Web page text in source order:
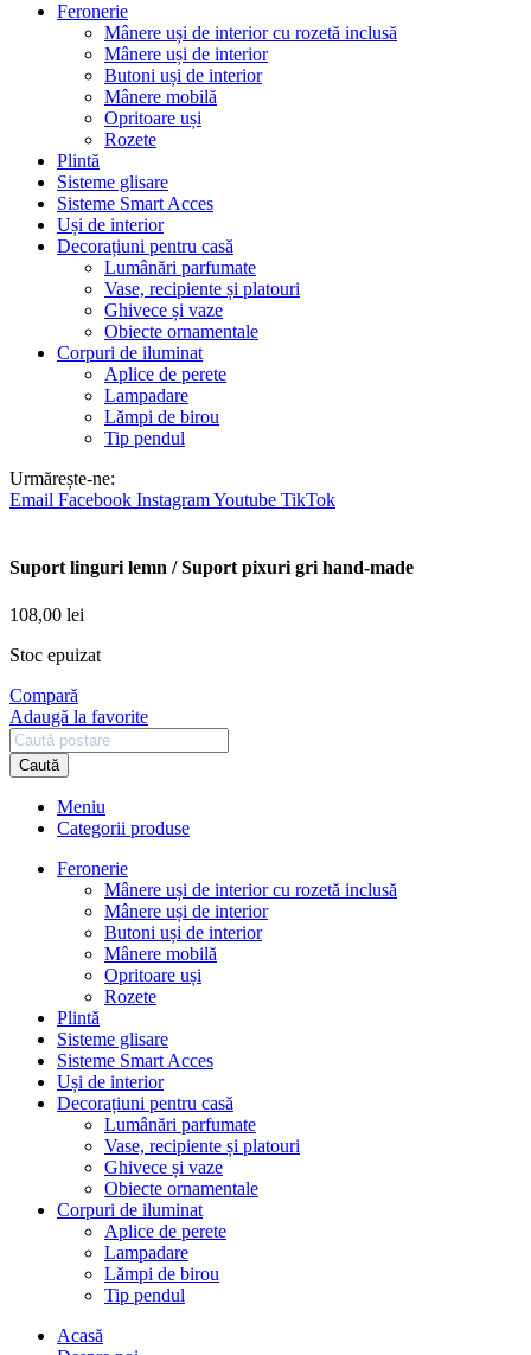
Feronerie
Mânere uși de interior cu rozetă inclusă
Mânere uși de interior
Butoni uși de interior
Mânere mobilă
Opritoare uși
Rozete
Plintă
Sisteme glisare
Sisteme Smart Acces
Uși de interior
Decorațiuni pentru casă
Lumânări parfumate
Vase, recipiente și platouri
Ghivece și vaze
Obiecte ornamentale
Corpuri de iluminat
Aplice de perete
Lampadare
Lămpi de birou
Tip pendul
Urmărește-ne:
Email Facebook InstagramYoutube TikTok
Suport linguri lemn / Suport pixuri gri hand-made
108,00 lei
Stoc epuizat
Compară
Adaugă la favorite
Caută
Meniu
Categorii produse
Feronerie
Mânere uși de interior cu rozetă inclusă
Mânere uși de interior
Butoni uși de interior
Mânere mobilă
Opritoare uși
Rozete
Plintă
Sisteme glisare
Sisteme Smart Acces
Uși de interior
Decorațiuni pentru casă
Lumânări parfumate
Vase, recipiente și platouri
Ghivece și vaze
Obiecte ornamentale
Corpuri de iluminat
Aplice de perete
Lampadare
Lămpi de birou
Tip pendul
Acasă